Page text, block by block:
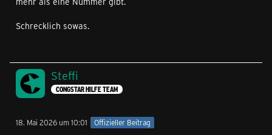
Schrecklich sowas.
Steffi
CONGSTAR HILFE TEAM
18. Mai 2026 um 10:01 Offizieller Beitrag